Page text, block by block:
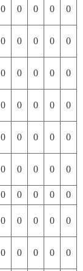
0 0 0 0 0
0 0 0 0 0
0 0 0 0 0
0 0 0 0 0
0 0 0 0 0
0 0 0 0 0
0 0 0 0
0
0 0 0 0 0
0 0 0 0 0